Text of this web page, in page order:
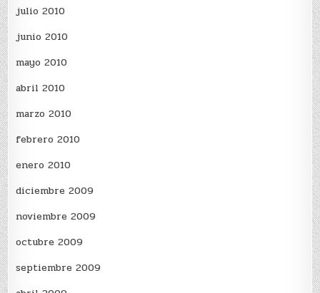
julio 2010
junio 2010
mayo 2010
abril 2010
marzo 2010
febrero 2010
enero 2010
diciembre 2009
noviembre 2009
octubre 2009
septiembre 2009